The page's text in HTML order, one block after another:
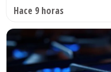
Hace 9 horas